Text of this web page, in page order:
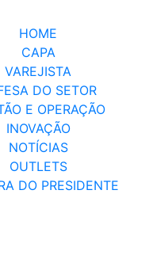
HOME
CAPA
VAREJISTA
DO SETOR
E OPERAÇÃO
INOVAÇÃO
NOTÍCIAS
OUTLETS
DO PRESIDENTE